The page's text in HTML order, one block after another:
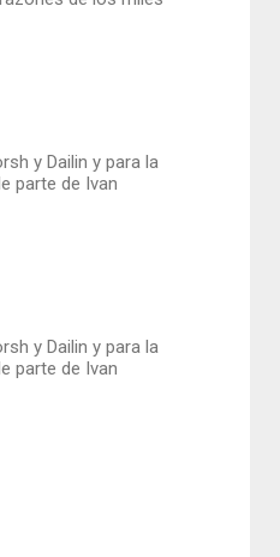
y Dailin y para la
parte de Ivan
y Dailin y para la
parte de Ivan